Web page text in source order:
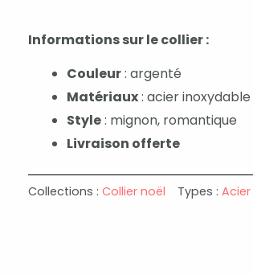
Informations sur le collier :
Couleur: argenté
Matériaux: acier inoxydable
Style: mignon, romantique
Livraison offerte
Collections : Collier noël Types :